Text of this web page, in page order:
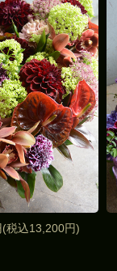
税込13,200円)